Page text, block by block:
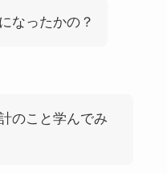
なったかの？
のこと学んでみ